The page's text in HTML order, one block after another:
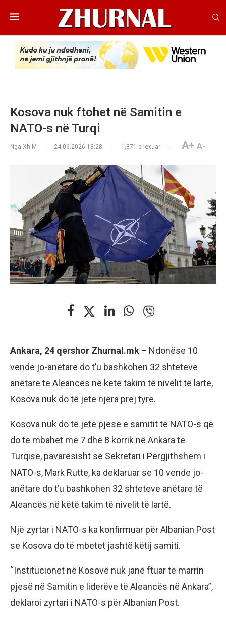
Kosova nuk ftohet në Samitin e
NATO-s në Turqi
Nga Xh M 24.06.2026 18:28 1,871 e lexuar A+ A-
Ankara, 24 qershor Zhurnal.mk – Ndonëse 10
vende jo-anëtare do t’u bashkohen 32 shteteve
anëtare të Aleancës në këtë takim të nivelit të lartë,
Kosova nuk do të jetë njëra prej tyre.
Kosova nuk do të jetë pjesë e samitit të NATO-s që
do të mbahet më 7 dhe 8 korrik në Ankara të
Turqisë, pavarësisht se Sekretari i Përgjithshëm i
NATO-s, Mark Rutte, ka deklaruar se 10 vende jo-
anëtare do t’u bashkohen 32 shteteve anëtare të
Aleancës në këtë takim të nivelit të lartë.
Një zyrtar i NATO-s ka konfirmuar për Albanian Post
se Kosova do të mbetet jashtë këtij samiti.
“Institucionet në Kosovë nuk janë ftuar të marrin
pjesë në Samitin e liderëve të Aleancës në Ankara”,
deklaroi zyrtari i NATO-s për Albanian Post.